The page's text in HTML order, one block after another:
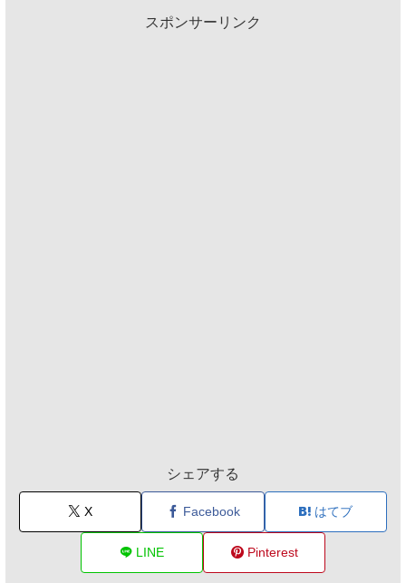
スポンサーリンク
シェアする
X Facebook はてブ
LINE Pinterest